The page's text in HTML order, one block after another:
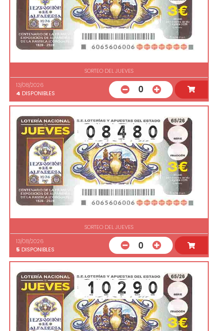
SORTEO DEL JUEVES
13/08/2026
4 DISPONIBLES 0
SORTEO DEL JUEVES
13/08/2026
5 DISPONIBLES 0